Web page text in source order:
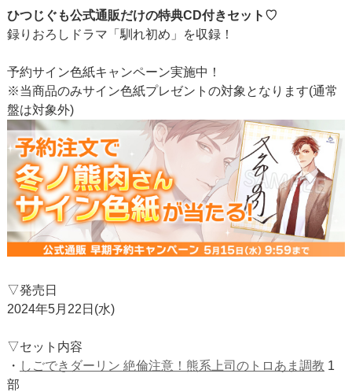
ひつじぐも公式通販だけの特典CD付きセット♡
録りおろしドラマ「馴れ初め」を収録！
予約サイン色紙キャンペーン実施中！
※当商品のみサイン色紙プレゼントの対象となります(通常
盤は対象外)
▽発売日
2024年5月22日(水)
▽セット内容
・ しごできダーリン 絶倫注意！熊系上司のトロあま調教 1
部